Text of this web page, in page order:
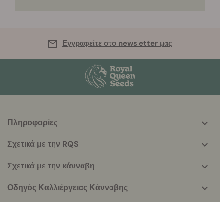
Εγγραφείτε στο newsletter μας
More
info
Πληροφορίες
Σχετικά με την RQS
Σχετικά με την κάνναβη
Οδηγός Καλλιέργειας Κάνναβης